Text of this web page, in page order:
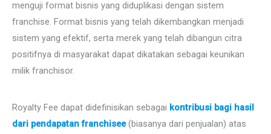
menguji format bisnis yang diduplikasi dengan sistem
franchise. Format bisnis yang telah dikembangkan menjadi
sistem yang efektif, serta merek yang telah dibangun citra
positifnya di masyarakat dapat dikatakan sebagai keunikan
milik franchisor.
Royalty Fee dapat didefinisikan sebagai kontribusi bagi hasil
dari pendapatan franchisee(biasanya dari penjualan) atas